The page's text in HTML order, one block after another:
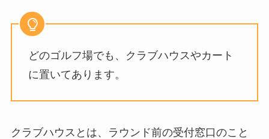
どのゴルフ場でも、クラブハウスやカート
に置いてあります。
クラブハウスとは、ラウンド前の受付窓口のこと